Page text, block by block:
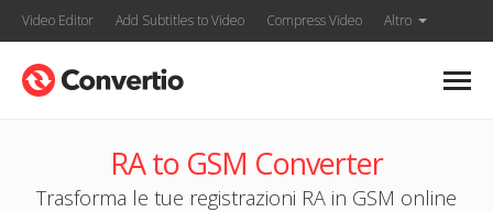
Video Editor Add Subtitles to Video Compress Video Altro
RA to GSM Converter
Trasforma le tue registrazioni RA in GSM online